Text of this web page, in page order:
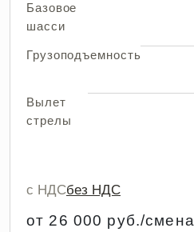
Базовое
шасси
Грузоподъемность
Вылет
стрелы
с НДСбез НДС
от 26 000 руб./смена